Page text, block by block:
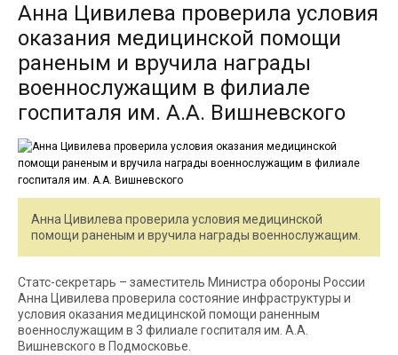
Анна Цивилева проверила условия
оказания медицинской помощи
раненым и вручила награды
военнослужащим в филиале
госпиталя им. А.А. Вишневского
Анна Цивилева проверила условия медицинской
помощи раненым и вручила награды военнослужащим.
Статс-секретарь – заместитель Министра обороны России
Анна Цивилева проверила состояние инфраструктуры и
условия оказания медицинской помощи раненным
военнослужащим в 3 филиале госпиталя им. А.А.
Вишневского в Подмосковье.